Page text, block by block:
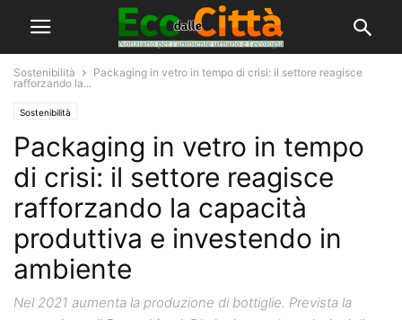
Sostenibilità
Packaging in vetro in tempo di crisi: il settore reagisce
rafforzando la...
Sostenibilità
Packaging in vetro in tempo
di crisi: il settore reagisce
rafforzando la capacità
produttiva e investendo in
ambiente
Nel 2021 aumenta la produzione di bottiglie. Prevista la